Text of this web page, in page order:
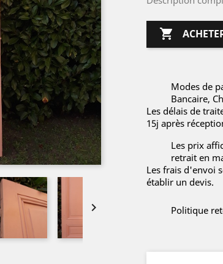


Modes de
Bancaire,
Les délais de
15j après
Les prix
retrait en
Les frais d'envoi
établir un devis.
Politique